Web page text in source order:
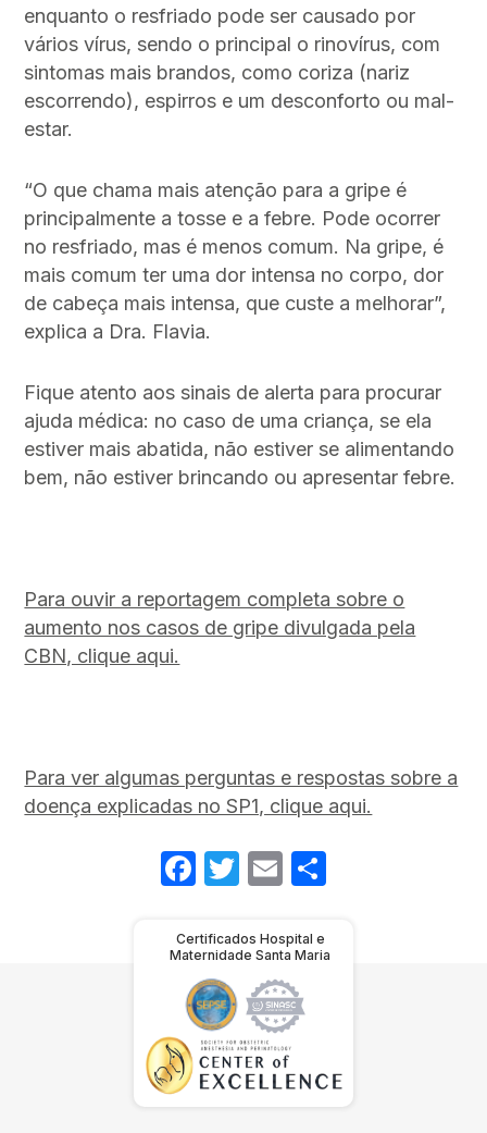
enquanto o resfriado pode ser causado por
vários vírus, sendo o principal o rinovírus, com
sintomas mais brandos, como coriza (nariz
escorrendo), espirros e um desconforto ou mal-
estar.
“O que chama mais atenção para a gripe é
principalmente a tosse e a febre. Pode ocorrer
no resfriado, mas é menos comum. Na gripe, é
mais comum ter uma dor intensa no corpo, dor
de cabeça mais intensa, que custe a melhorar”,
explica a Dra. Flavia.
Fique atento aos sinais de alerta para procurar
ajuda médica: no caso de uma criança, se ela
estiver mais abatida, não estiver se alimentando
bem, não estiver brincando ou apresentar febre.
Para ouvir a reportagem completa sobre o
aumento nos casos de gripe divulgada pela
CBN, clique aqui.
Para ver algumas perguntas e respostas sobre a
doença explicadas no SP1, clique aqui.
Facebook
Twitter
Email
Certificados Hospital e
Maternidade Santa Maria